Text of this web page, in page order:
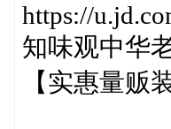
https://
知味观中华
【实惠量贩